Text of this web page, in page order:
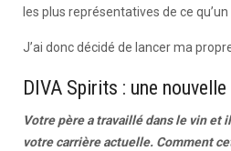
les plus représentatives de ce
J’ai donc décidé de lancer ma
DIVA Spirits : une
Votre père a travaillé dans le vin et
votre carrière actuelle. Comment